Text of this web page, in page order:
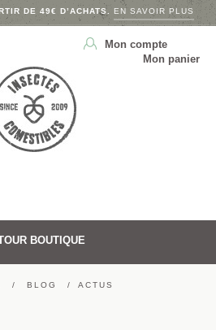
DE 49€ D’ACHATS. EN SAVOIR PLUS
Mon compte
Mon panier
BOUTIQUE
BLOG ACTUS